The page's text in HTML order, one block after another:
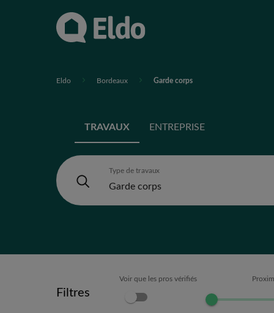
Eldo Bordeaux Garde corps
TRAVAUX ENTREPRISE
Type de travaux
Filtres
Voir que les pros vérifiés